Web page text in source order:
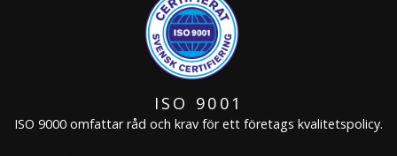
ISO 9001
ISO 9000 omfattar råd och krav för ett företags kvalitetspolicy.